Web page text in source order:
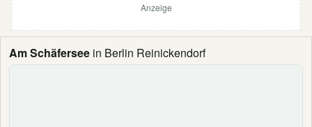
Am Schäfersee in Berlin Reinickendorf
Anzeige